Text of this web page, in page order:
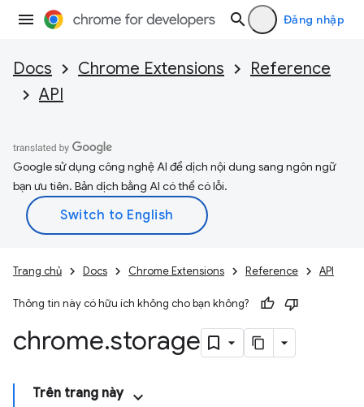
Đăng nhập
Docs Chrome Extensions
Reference
API
Google sử dụng công nghệ AI để dịch nội dung sang ngôn ngữ
bạn ưu tiên. Bản dịch bằng AI có thể có lỗi.
Trang chủ Docs Chrome Extensions Reference API
Thông tin này có hữu ích không cho bạn không?
chrome.storage
Trên trang này